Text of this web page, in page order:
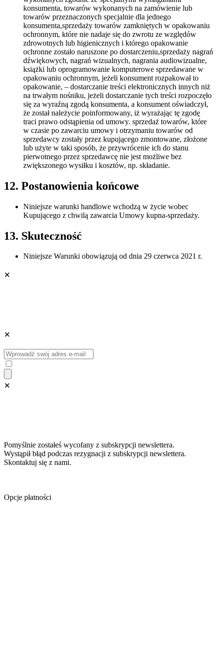
konsumenta, towarów wykonanych na zamówienie lub
towarów przeznaczonych specjalnie dla jednego
konsumenta,sprzedaży towarów zamkniętych w opakowaniu
ochronnym, które nie nadaje się do zwrotu ze względów
zdrowotnych lub higienicznych i którego opakowanie
ochronne zostało naruszone po dostarczeniu,sprzedaży nagrań
dźwiękowych, nagrań wizualnych, nagrania audiowizualne,
książki lub oprogramowanie komputerowe sprzedawane w
opakowaniu ochronnym, jeżeli konsument rozpakował to
opakowanie, – dostarczanie treści elektronicznych innych niż
na trwałym nośniku, jeżeli dostarczanie tych treści rozpoczęło
się za wyraźną zgodą konsumenta, a konsument oświadczył,
że został należycie poinformowany, iż wyrażając tę zgodę
traci prawo odstąpienia od umowy. sprzedaż towarów, które
w czasie po zawarciu umowy i otrzymaniu towarów od
sprzedawcy zostały przez kupującego zmontowane, złożone
lub użyte w taki sposób, że przywrócenie ich do stanu
pierwotnego przez sprzedawcę nie jest możliwe bez
zwiększonego wysiłku i kosztów, np. składanie.
12. Postanowienia końcowe
Niniejsze warunki handlowe wchodzą w życie wobec
Kupującego z chwilą zawarcia Umowy kupna-sprzedaży.
13. Skuteczność
Niniejsze Warunki obowiązują od dnia 29 czerwca 2021 r.
✕
✕
✕
Pomyślnie zostałeś wycofany z subskrypcji newslettera.
Wystąpił błąd podczas rezygnacji z subskrypcji newslettera.
Skontaktuj się z nami.
Opcje płatności